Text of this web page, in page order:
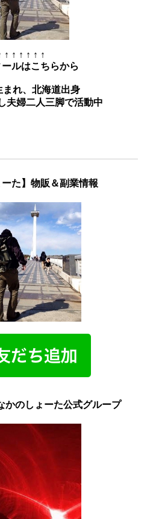
↑ ↑ ↑ ↑ ↑ ↑
ルはこちらから
まれ、北海道出身
夫婦二人三脚で活動中
ーた】物販＆副業情報
かのしょーた公式グループ